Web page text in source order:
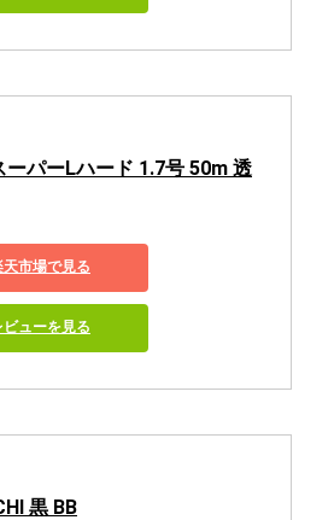
パーLハード 1.7号 50m 透
天市場で見る
ビューを見る
黒 BB